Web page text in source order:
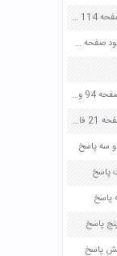
جواب درست و نادرست درس پانزدهم شیر و موش صفحه 114 فارسی چهارم
جواب درک مطلب درس شانزدهم وقتی بوعلی کودک بود صفحه 126 فارسی پنجم
جواب کارگاه متن پژوهی درس یازدهم آن شب عزیز صفحه 94 و 95 فارسی دوازدهم
جواب گفت و گو درس دوم عجایب صنع حق تعالی صفحه 21 فارسی نهم